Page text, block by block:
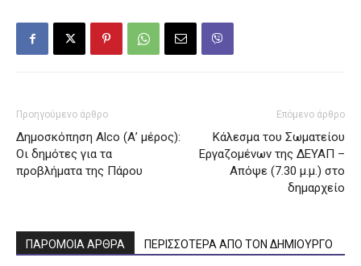
Προηγούμενο άρθρο
Δημοσκόπηση Alco (Α’ μέρος):
Οι δημότες για τα
προβλήματα της Πάρου
Επόμενο άρθρο
Κάλεσμα του Σωματείου
Εργαζομένων της ΔΕΥΑΠ –
Απόψε (7.30 μ.μ.) στο
δημαρχείο
ΠΑΡΟΜΟΙΑ ΑΡΘΡΑ ΠΕΡΙΣΣΟΤΕΡΑ ΑΠΟ ΤΟΝ ΔΗΜΙΟΥΡΓΟ